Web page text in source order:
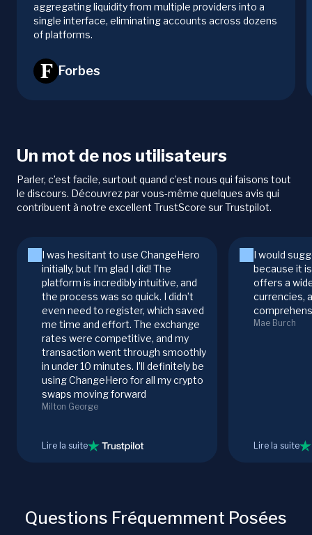
aggregating liquidity from multiple providers into a
single interface, eliminating accounts across dozens
of platforms.
Forbes
Un mot de nos utilisateurs
Parler, c’est facile, surtout quand c’est nous qui faisons tout
le discours. Découvrez par vous-même quelques avis qui
contribuent à notre excellent TrustScore sur Trustpilot.
I was hesitant to use ChangeHero
initially, but I’m glad I did! The
platform is incredibly intuitive, and
the process was so quick. I didn’t
even need to register, which saved
me time and effort. The exchange
rates were competitive, and my
transaction went through smoothly
in under 10 minutes. I’ll definitely be
using ChangeHero for all my crypto
swaps moving forward
Milton George
Lire la suite
I would
because it
offers a
currencies,
Mae Burch
Lire la suite
Questions Fréquemment Posées